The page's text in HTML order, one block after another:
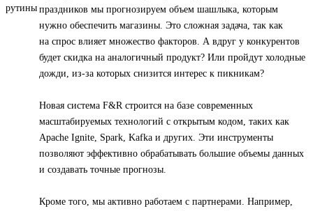
праздников мы прогнозируем объем шашлыка, которым
нужно обеспечить магазины. Это сложная задача, так как
на спрос влияет множество факторов. А вдруг у конкурентов
будет скидка на аналогичный продукт? Или пройдут холодные
дожди, из-за которых снизится интерес к пикникам?
Новая система F&R строится на базе современных
масштабируемых технологий с открытым кодом, таких как
Apache Ignite, Spark, Kafka и других. Эти инструменты
позволяют эффективно обрабатывать большие объемы данных
и создавать точные прогнозы.
Кроме того, мы активно работаем с партнерами. Например,